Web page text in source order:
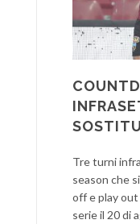
Tre turni
season che
off e play out
serie il 20 di